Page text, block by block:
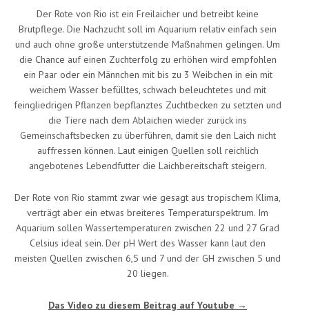
Der Rote von Rio ist ein Freilaicher und betreibt keine
Brutpflege. Die Nachzucht soll im Aquarium relativ einfach sein
und auch ohne große unterstützende Maßnahmen gelingen. Um
die Chance auf einen Zuchterfolg zu erhöhen wird empfohlen
ein Paar oder ein Männchen mit bis zu 3 Weibchen in ein mit
weichem Wasser befülltes, schwach beleuchtetes und mit
feingliedrigen Pflanzen bepflanztes Zuchtbecken zu setzten und
die Tiere nach dem Ablaichen wieder zurück ins
Gemeinschaftsbecken zu überführen, damit sie den Laich nicht
auffressen können. Laut einigen Quellen soll reichlich
angebotenes Lebendfutter die Laichbereitschaft steigern.
Der Rote von Rio stammt zwar wie gesagt aus tropischem Klima,
verträgt aber ein etwas breiteres Temperaturspektrum. Im
Aquarium sollen Wassertemperaturen zwischen 22 und 27 Grad
Celsius ideal sein. Der pH Wert des Wasser kann laut den
meisten Quellen zwischen 6,5 und 7 und der GH zwischen 5 und
20 liegen.
Das Video zu diesem Beitrag auf Youtube →